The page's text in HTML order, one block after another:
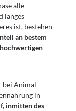
alle
langes
ist, bestehen
an bestem
bei Animal
in
inmitten des